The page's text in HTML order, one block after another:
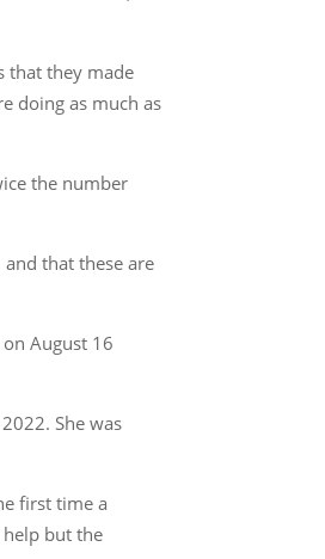
that they made
doing as much as
the number
that these are
August 16
She was
first time a
but the